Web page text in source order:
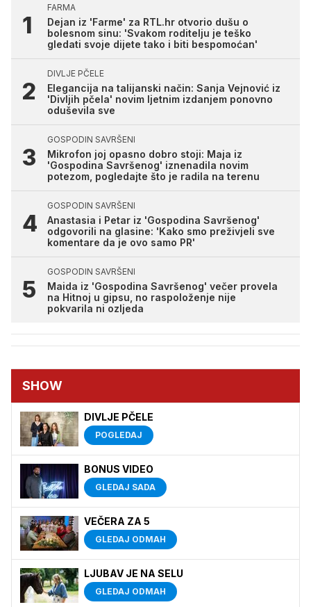
FARMA
Dejan iz 'Farme' za RTL.hr otvorio dušu o
bolesnom sinu: 'Svakom roditelju je teško
gledati svoje dijete tako i biti bespomoćan'
DIVLJE PČELE
Elegancija na talijanski način: Sanja Vejnović iz
'Divljih pčela' novim ljetnim izdanjem ponovno
oduševila sve
GOSPODIN SAVRŠENI
Mikrofon joj opasno dobro stoji: Maja iz
'Gospodina Savršenog' iznenadila novim
potezom, pogledajte što je radila na terenu
GOSPODIN SAVRŠENI
Anastasia i Petar iz 'Gospodina Savršenog'
odgovorili na glasine: 'Kako smo preživjeli sve
komentare da je ovo samo PR'
GOSPODIN SAVRŠENI
Maida iz 'Gospodina Savršenog' večer provela
na Hitnoj u gipsu, no raspoloženje nije
pokvarila ni ozljeda
SHOW
DIVLJE PČELE
POGLEDAJ
BONUS VIDEO
GLEDAJ SADA
VEČERA ZA 5
GLEDAJ ODMAH
LJUBAV JE NA SELU
GLEDAJ ODMAH